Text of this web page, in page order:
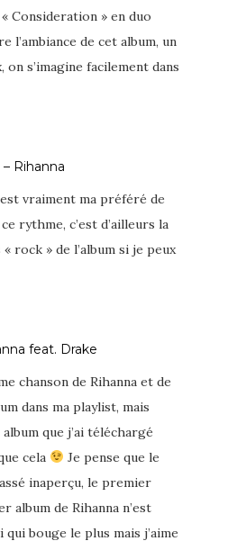
Consideration » en duo
l’ambiance de cet album, un
on s’imagine facilement dans
– Rihanna
vraiment ma préféré de
ce rythme, c’est d’ailleurs la
rock » de l’album si je peux
feat. Drake
chanson de Rihanna et de
dans ma playlist, mais
que j’ai téléchargé
cela
Je pense que le
inaperçu, le premier
album de Rihanna n’est
bouge le plus mais j’aime